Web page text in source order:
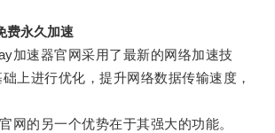
费永久加速
速器官网采用了最新的网络加速技
上进行优化，提升网络数据传输速度，
的另一个优势在于其强大的功能。